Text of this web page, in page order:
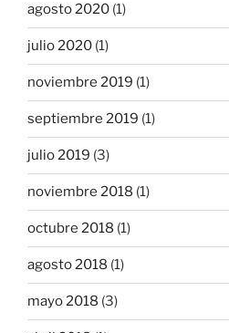
agosto 2020 (1)
julio 2020 (1)
noviembre 2019 (1)
septiembre 2019 (1)
julio 2019 (3)
noviembre 2018 (1)
octubre 2018 (1)
agosto 2018 (1)
mayo 2018 (3)